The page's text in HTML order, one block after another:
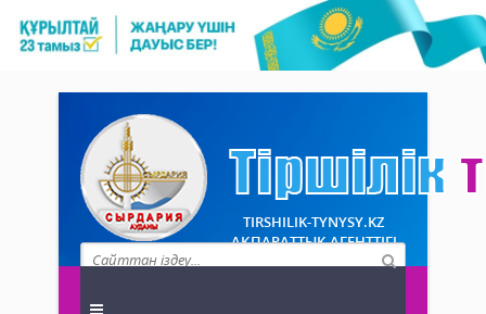
TIRSHILIK-TYNYSY.KZ
АҚПАРАТТЫҚ АГЕНТТІГІ